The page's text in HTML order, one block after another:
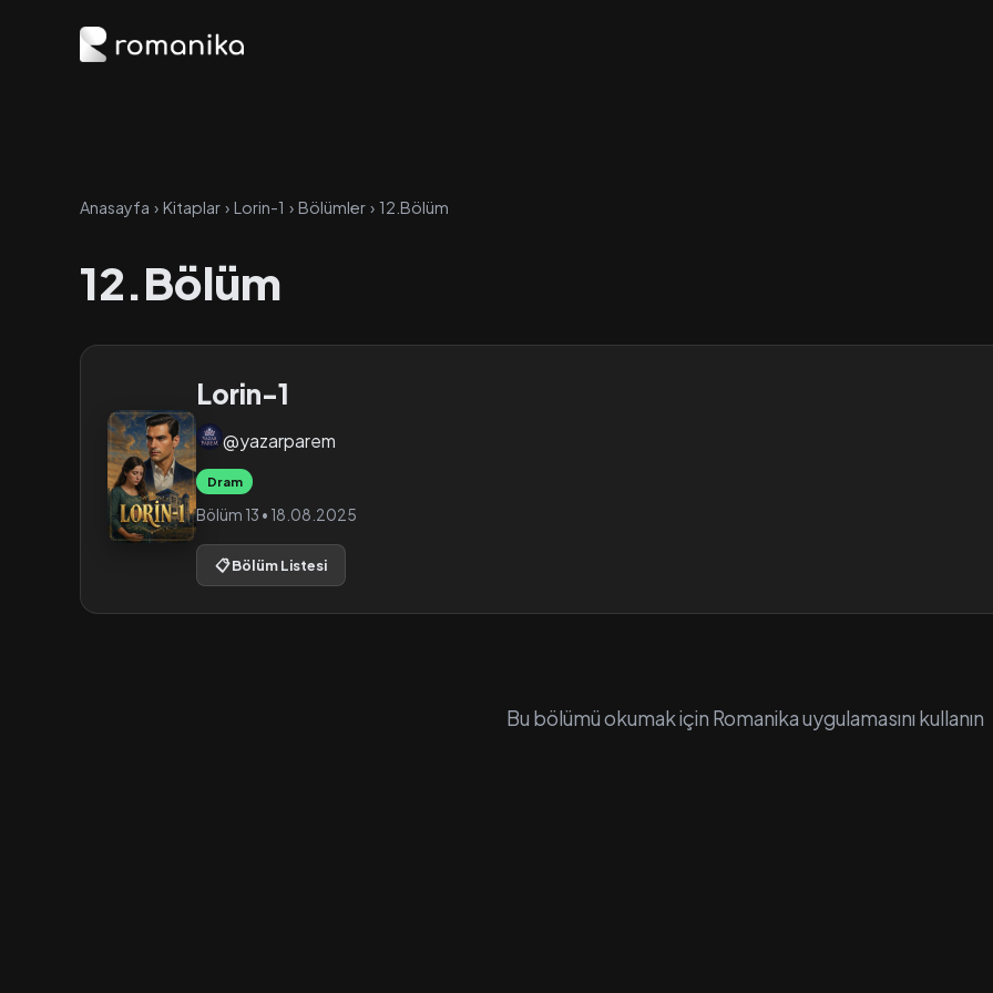
Anasayfa › Kitaplar › Lorin-1 › Bölümler › 12.Bölüm
12.Bölüm
Lorin-1
@yazarparem
Dram
Bölüm 13 • 18.08.2025
📋 Bölüm Listesi
Bu bölümü okumak için Romanika uygulamasını kullanın